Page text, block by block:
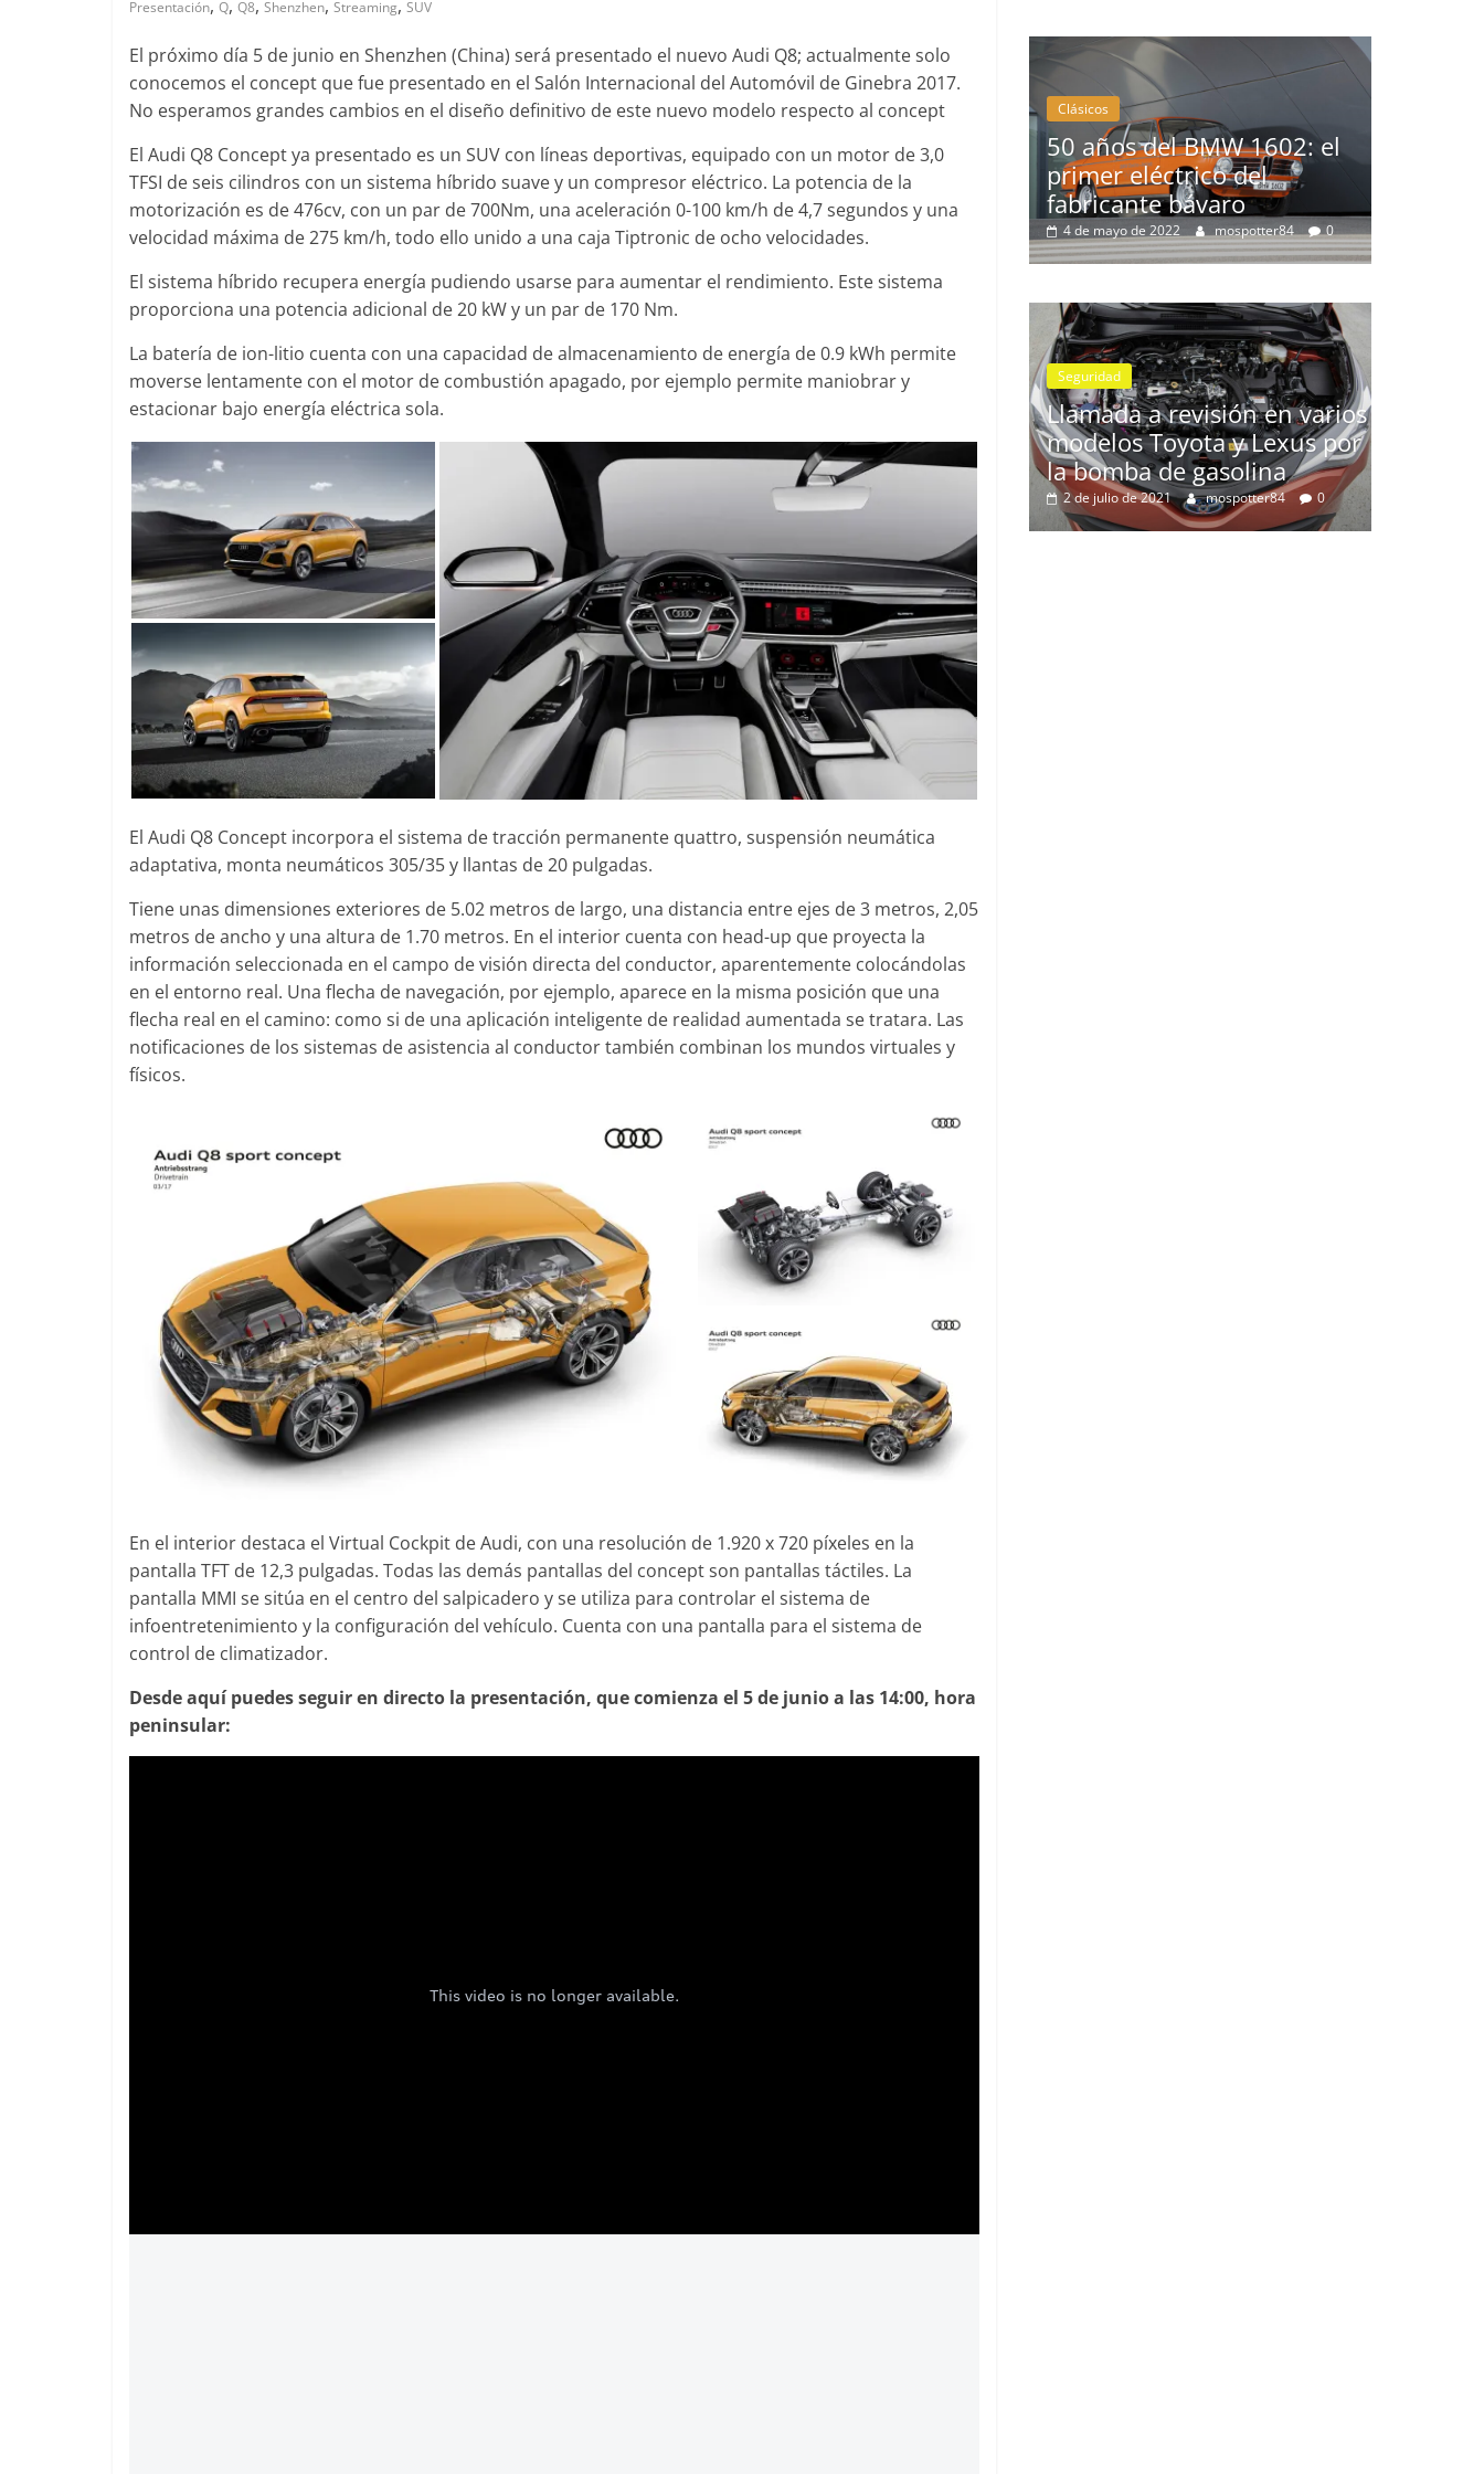
Presentación, Q, Q8, Shenzhen, Streaming, SUV
El próximo día 5 de junio en Shenzhen (China) será presentado el nuevo Audi Q8; actualmente solo
conocemos el concept que fue presentado en el Salón Internacional del Automóvil de Ginebra 2017.
No esperamos grandes cambios en el diseño definitivo de este nuevo modelo respecto al concept
El Audi Q8 Concept ya presentado es un SUV con líneas deportivas, equipado con un motor de 3,0
TFSI de seis cilindros con un sistema híbrido suave y un compresor eléctrico. La potencia de la
motorización es de 476cv, con un par de 700Nm, una aceleración 0-100 km/h de 4,7 segundos y una
velocidad máxima de 275 km/h, todo ello unido a una caja Tiptronic de ocho velocidades.
El sistema híbrido recupera energía pudiendo usarse para aumentar el rendimiento. Este sistema
proporciona una potencia adicional de 20 kW y un par de 170 Nm.
La batería de ion-litio cuenta con una capacidad de almacenamiento de energía de 0.9 kWh permite
moverse lentamente con el motor de combustión apagado, por ejemplo permite maniobrar y
estacionar bajo energía eléctrica sola.
El Audi Q8 Concept incorpora el sistema de tracción permanente quattro, suspensión neumática
adaptativa, monta neumáticos 305/35 y llantas de 20 pulgadas.
Tiene unas dimensiones exteriores de 5.02 metros de largo, una distancia entre ejes de 3 metros, 2,05
metros de ancho y una altura de 1.70 metros. En el interior cuenta con head-up que proyecta la
información seleccionada en el campo de visión directa del conductor, aparentemente colocándolas
en el entorno real. Una flecha de navegación, por ejemplo, aparece en la misma posición que una
flecha real en el camino: como si de una aplicación inteligente de realidad aumentada se tratara. Las
notificaciones de los sistemas de asistencia al conductor también combinan los mundos virtuales y
físicos.
En el interior destaca el Virtual Cockpit de Audi, con una resolución de 1.920 x 720 píxeles en la
pantalla TFT de 12,3 pulgadas. Todas las demás pantallas del concept son pantallas táctiles. La
pantalla MMI se sitúa en el centro del salpicadero y se utiliza para controlar el sistema de
infoentretenimiento y la configuración del vehículo. Cuenta con una pantalla para el sistema de
control de climatizador.
Desde aquí puedes seguir en directo la presentación, que comienza el 5 de junio a las 14:00, hora
peninsular:
Clásicos
BMW Serie 7: lujo desde
1977
28 de junio de 2022 mospotter84 0
Clásicos
Cayenne
10 de junio de 2022 mospotter84 0
Clásicos
50 años del BMW 1602: el
primer eléctrico del
fabricante bávaro
4 de mayo de 2022 mospotter84 0
Clásicos
La serie 300 de Peugeot
3 de febrero de 2022 mospotter84
Seguridad Vídeo
El Mazda CX-5 2022 logra la
máxima nota en las pruebas
de seguridad del IIHS
11 de noviembre de 2021
0
Seguridad
Mercedes-Benz ESF 05: 50
años de seguridad
21 de octubre de 2021 mospotter84 0
Seguridad
Llamada a revisión en varios
modelos Toyota y Lexus por
la bomba de gasolina
2 de julio de 2021 mospotter84 0
Seguridad
Llamada a revisión en los
Mercedes Clase A y GLB
cambio automático 7G-DCT
11 de diciembre de 2020
0